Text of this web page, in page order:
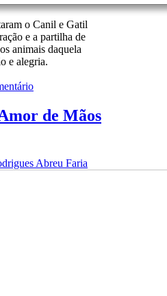
o Canil e Gatil
e a partilha de
animais daquela
e alegria.
de Mãos
Abreu Faria